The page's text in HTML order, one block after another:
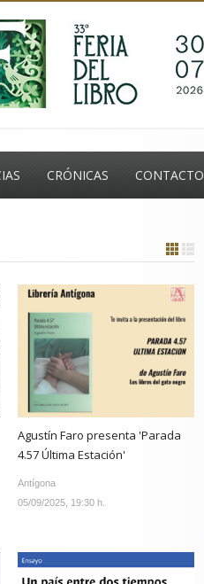
CRÓNICAS CONTACTO
Agustín Faro presenta 'Parada
4.57 Última Estación'
Antígona
05/09/2025, 19:30 h.